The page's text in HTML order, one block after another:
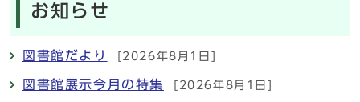
お知らせ
図書館だより [2026年8月1日]
図書館展示今月の特集 [2026年8月1日]